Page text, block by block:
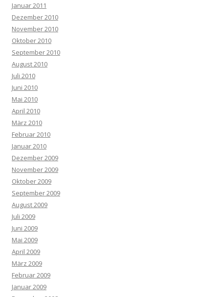
Januar 2011
Dezember 2010
November 2010
Oktober 2010
September 2010
August 2010
Juli 2010
Juni 2010
Mai 2010
April 2010
März 2010
Februar 2010
Januar 2010
Dezember 2009
November 2009
Oktober 2009
September 2009
August 2009
Juli 2009
Juni 2009
Mai 2009
April 2009
März 2009
Februar 2009
Januar 2009